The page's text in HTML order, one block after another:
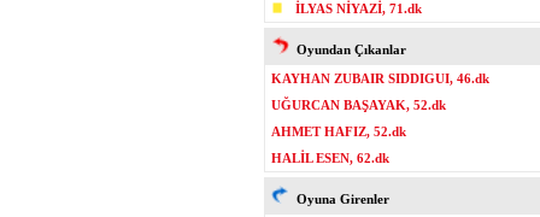
İLYAS NİYAZİ, 71.dk
Oyundan Çıkanlar
KAYHAN ZUBAIR SIDDIGUI, 46.dk
UĞURCAN BAŞAYAK, 52.dk
AHMET HAFIZ, 52.dk
HALİL ESEN, 62.dk
Oyuna Girenler